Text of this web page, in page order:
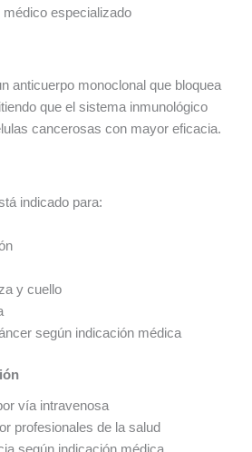
especializado
anticuerpo monoclonal que bloquea
que el sistema inmunológico
cancerosas con mayor eficacia.
indicado para:
y cuello
según indicación médica
vía intravenosa
profesionales de la salud